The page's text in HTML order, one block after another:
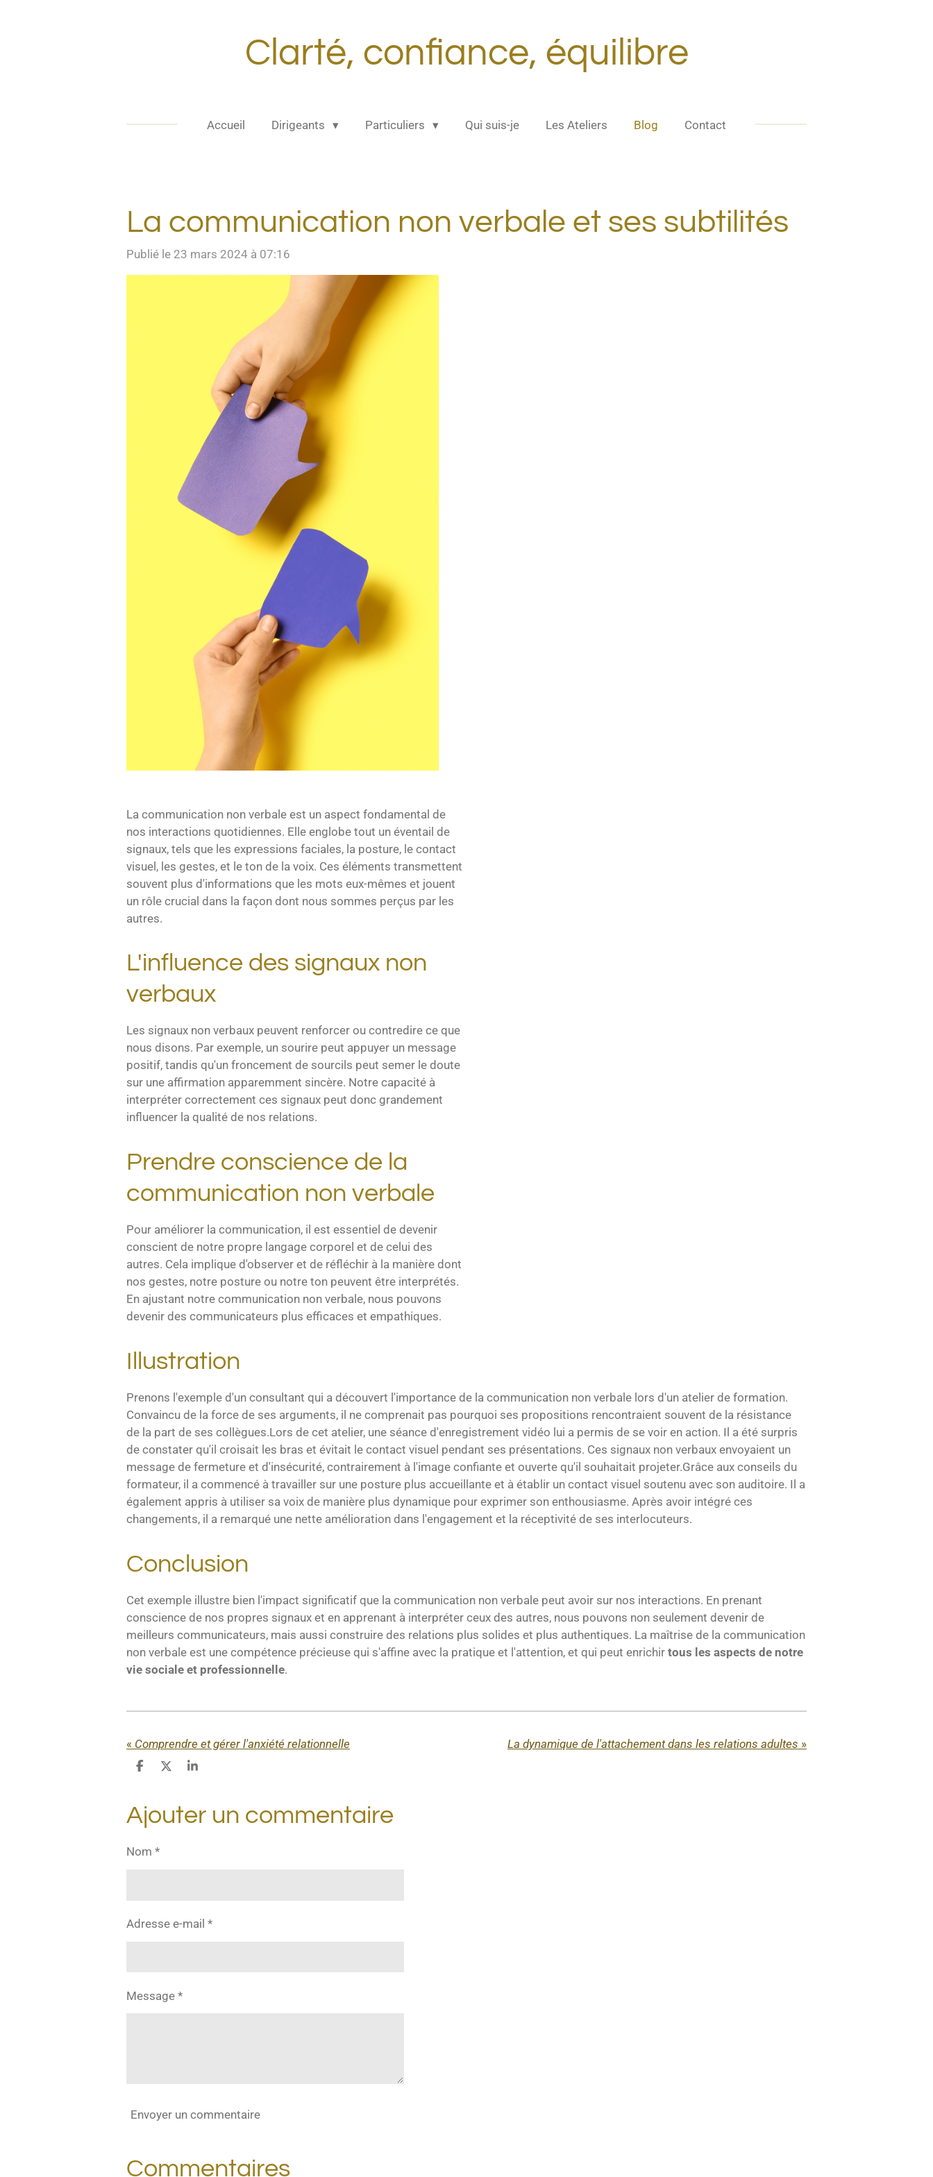
Clarté, confiance, équilibre
Accueil Dirigeants Particuliers Qui suis-je Les Ateliers Blog Contact
La communication non verbale et ses subtilités
Publié le 23 mars 2024 à 07:16
La communication non verbale est un aspect fondamental de
nos interactions quotidiennes. Elle englobe tout un éventail de
signaux, tels que les expressions faciales, la posture, le contact
visuel, les gestes, et le ton de la voix. Ces éléments transmettent
souvent plus d'informations que les mots eux-mêmes et jouent
un rôle crucial dans la façon dont nous sommes perçus par les
autres.
L'influence des signaux non
verbaux
Les signaux non verbaux peuvent renforcer ou contredire ce que
nous disons. Par exemple, un sourire peut appuyer un message
positif, tandis qu'un froncement de sourcils peut semer le doute
sur une affirmation apparemment sincère. Notre capacité à
interpréter correctement ces signaux peut donc grandement
influencer la qualité de nos relations.
Prendre conscience de la
communication non verbale
Pour améliorer la communication, il est essentiel de devenir
conscient de notre propre langage corporel et de celui des
autres. Cela implique d'observer et de réfléchir à la manière dont
nos gestes, notre posture ou notre ton peuvent être interprétés.
En ajustant notre communication non verbale, nous pouvons
devenir des communicateurs plus efficaces et empathiques.
Illustration
Prenons l'exemple d'un consultant qui a découvert l'importance de la communication non verbale lors d'un atelier de formation.
Convaincu de la force de ses arguments, il ne comprenait pas pourquoi ses propositions rencontraient souvent de la résistance
de la part de ses collègues.Lors de cet atelier, une séance d'enregistrement vidéo lui a permis de se voir en action. Il a été surpris
de constater qu'il croisait les bras et évitait le contact visuel pendant ses présentations. Ces signaux non verbaux envoyaient un
message de fermeture et d'insécurité, contrairement à l'image confiante et ouverte qu'il souhaitait projeter.Grâce aux conseils du
formateur, il a commencé à travailler sur une posture plus accueillante et à établir un contact visuel soutenu avec son auditoire. Il a
également appris à utiliser sa voix de manière plus dynamique pour exprimer son enthousiasme. Après avoir intégré ces
changements, il a remarqué une nette amélioration dans l'engagement et la réceptivité de ses interlocuteurs.
Conclusion
Cet exemple illustre bien l'impact significatif que la communication non verbale peut avoir sur nos interactions. En prenant
conscience de nos propres signaux et en apprenant à interpréter ceux des autres, nous pouvons non seulement devenir de
meilleurs communicateurs, mais aussi construire des relations plus solides et plus authentiques. La maîtrise de la communication
non verbale est une compétence précieuse qui s'affine avec la pratique et l'attention, et qui peut enrichir tous les aspects de notre
vie sociale et professionnelle.
« Comprendre et gérer l'anxiété relationnelle La dynamique de l'attachement dans les relations adultes »
P
a
r
P
a
P
a
Ajouter un commentaire
Nom *
Adresse e-mail *
Message *
Envoyer un commentaire
Commentaires